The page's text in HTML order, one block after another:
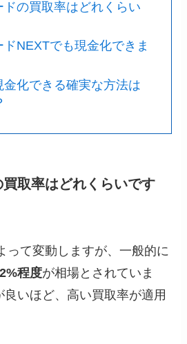
ドの買取率はどれくらい
NEXTでも現金化できま
金化できる確実な方法は
取率はどれくらいです
って変動しますが、一般的に
程度が相場とされていま
いほど、高い買取率が適用